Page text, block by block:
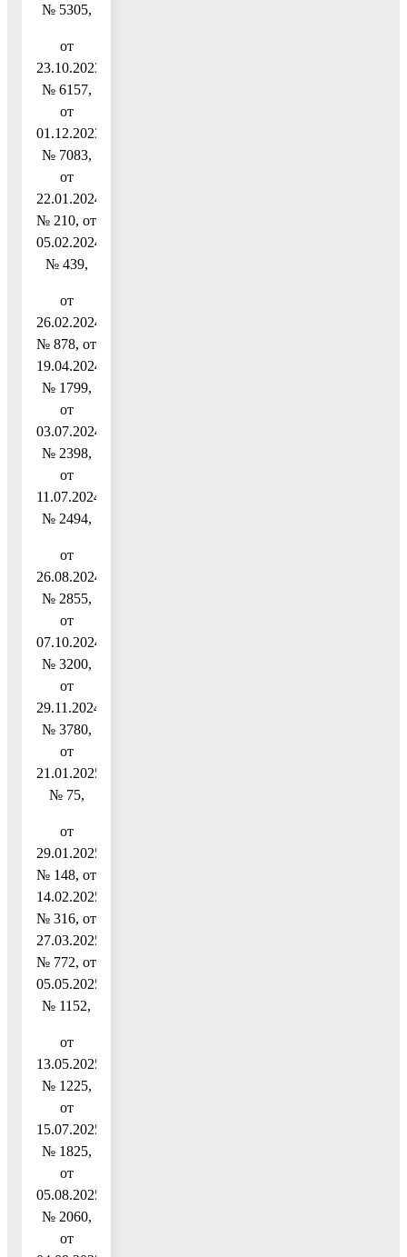
№ 5305,
от
23.10.2023
№ 6157,
от
01.12.2023
№ 7083,
от
22.01.2024
№ 210, от
05.02.2024
№ 439,
от
26.02.2024
№ 878, от
19.04.2024
№ 1799,
от
03.07.2024
№ 2398,
от
11.07.2024
№ 2494,
от
26.08.2024
№ 2855,
от
07.10.2024
№ 3200,
от
29.11.2024
№ 3780,
от
21.01.2025
№ 75,
от
29.01.2025
№ 148, от
14.02.2025
№ 316, от
27.03.2025
№ 772, от
05.05.2025
№ 1152,
от
13.05.2025
№ 1225,
от
15.07.2025
№ 1825,
от
05.08.2025
№ 2060,
от